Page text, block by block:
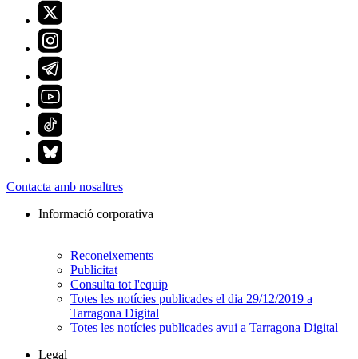
Contacta amb nosaltres
Informació corporativa
Reconeixements
Publicitat
Consulta tot l'equip
Totes les notícies publicades el dia 29/12/2019 a
Tarragona Digital
Totes les notícies publicades avui a Tarragona Digital
Legal